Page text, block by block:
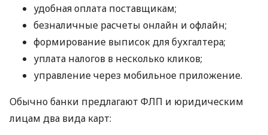
удобная оплата поставщикам;
безналичные расчеты онлайн и офлайн;
формирование выписок для бухгалтера;
уплата налогов в несколько кликов;
управление через мобильное приложение.
Обычно банки предлагают ФЛП и юридическим
лицам два вида карт: